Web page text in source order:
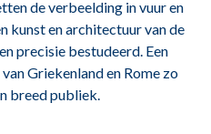
de verbeelding in vuur en
kunst en architectuur van de
precisie bestudeerd. Een
Griekenland en Rome zo
breed publiek.